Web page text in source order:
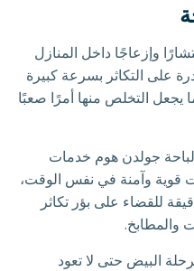
وإزعاجًا داخل المنازل
على التكاثر بسرعة كبيرة
التخلص منها أمرًا صعبًا
جولدن هوم خدمات
قوية وآمنة في نفس الوقت،
للقضاء على بؤر تكاثر
والمطابخ.
البيض حتى لا تعود